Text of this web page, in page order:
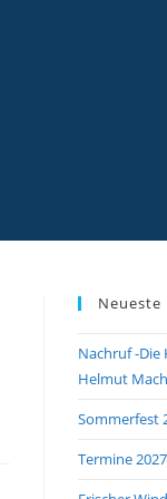
Neueste
Nachruf -Die
Helmut
Sommerfest
Termine